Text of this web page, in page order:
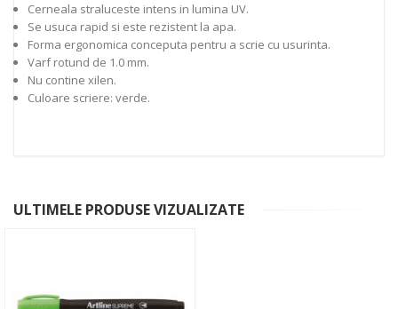
Cerneala straluceste intens in lumina UV.
Se usuca rapid si este rezistent la apa.
Forma ergonomica conceputa pentru a scrie cu usurinta.
Varf rotund de 1.0 mm.
Nu contine xilen.
Culoare scriere: verde.
ULTIMELE PRODUSE VIZUALIZATE